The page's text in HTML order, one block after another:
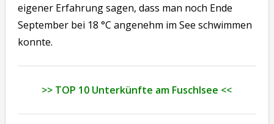
eigener Erfahrung sagen, dass man noch Ende
September bei 18 °C angenehm im See schwimmen
konnte.
>> TOP 10 Unterkünfte am Fuschlsee <<